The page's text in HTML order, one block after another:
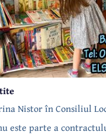
Nistor în Consiliul
este parte a